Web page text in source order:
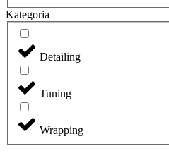
Kategoria
Detailing
Tuning
Wrapping